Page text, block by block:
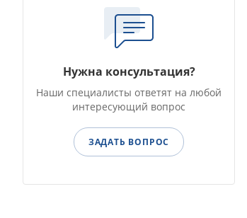
Нужна консультация?
Наши специалисты ответят на любой
интересующий вопрос
ЗАДАТЬ ВОПРОС